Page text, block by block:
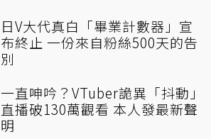
日V大代真白「畢業計數器」宣
布終止 一份來自粉絲500天的告
別
一直呻吟？VTuber詭異「抖動」
直播破130萬觀看 本人發最新聲
明